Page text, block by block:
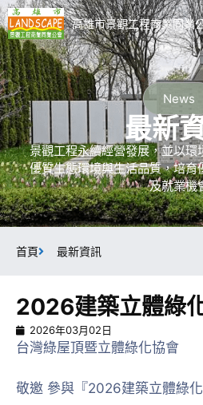
高雄市景觀工程商業同業
News
最新
景觀工程永續經營發展，並以環
優質生態環境與生活品質，培育
及就業機
首頁 最新資訊
2026建築立體綠
2026年03月02日
台灣綠屋頂暨立體綠化協會
敬邀 參與『2026建築立體綠化